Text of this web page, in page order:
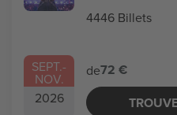
SEPT.-
NOV.
2026
4446 Billets
de72 €